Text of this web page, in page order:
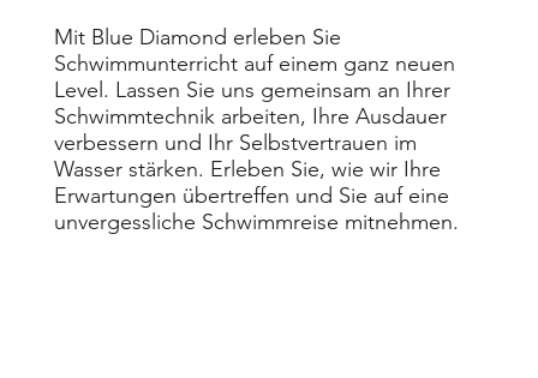
Mit Blue Diamond erleben Sie
Schwimmunterricht auf einem ganz neuen
Level. Lassen Sie uns gemeinsam an Ihrer
Schwimmtechnik arbeiten, Ihre Ausdauer
verbessern und Ihr Selbstvertrauen im
Wasser stärken. Erleben Sie, wie wir Ihre
Erwartungen übertreffen und Sie auf eine
unvergessliche Schwimmreise mitnehmen.